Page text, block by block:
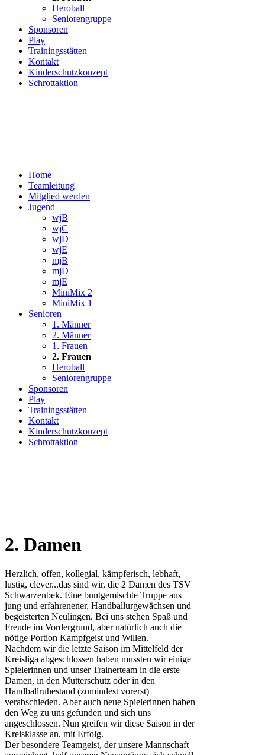
Heroball
Seniorengruppe
Sponsoren
Play
Trainingsstätten
Kontakt
Kinderschutzkonzept
Schrottaktion
Home
Teamleitung
Mitglied werden
Jugend
wjB
wjC
wjD
wjE
mjB
mjD
mjE
MiniMix 2
MiniMix 1
Senioren
1. Männer
2. Männer
1. Frauen
2. Frauen
Heroball
Seniorengruppe
Sponsoren
Play
Trainingsstätten
Kontakt
Kinderschutzkonzept
Schrottaktion
2. Damen
Herzlich, offen, kollegial, kämpferisch, lebhaft,
lustig, clever...das sind wir, die 2 Damen des TSV
Schwarzenbek. Eine buntgemischte Truppe aus
jung und erfahrenener, Handballurgewächsen und
begeisterten Neulingen. Bei uns stehen Spaß und
Freude im Vordergrund, aber natürlich auch die
nötige Portion Kampfgeist und Willen.
Nachdem wir die letzte Saison im Mittelfeld der
Kreisliga abgeschlossen haben mussten wir einige
Spielerinnen und unser Trainerteam in die erste
Damen, in den Mutterschutz oder in den
Handballruhestand (zumindest vorerst)
verabschieden. Aber auch neue Spielerinnen haben
den Weg zu uns gefunden und sich uns
angeschlossen. Nun greifen wir diese Saison in der
Kreisklasse an, mit Erfolg.
Der besondere Teamgeist, der unsere Mannschaft